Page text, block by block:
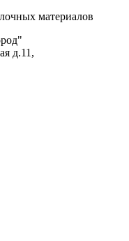
материалов
д.11,